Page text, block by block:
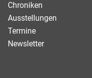
Chroniken
Ausstellungen
Termine
Newsletter